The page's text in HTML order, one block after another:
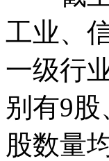
工业、
一级行
别有9
股数量